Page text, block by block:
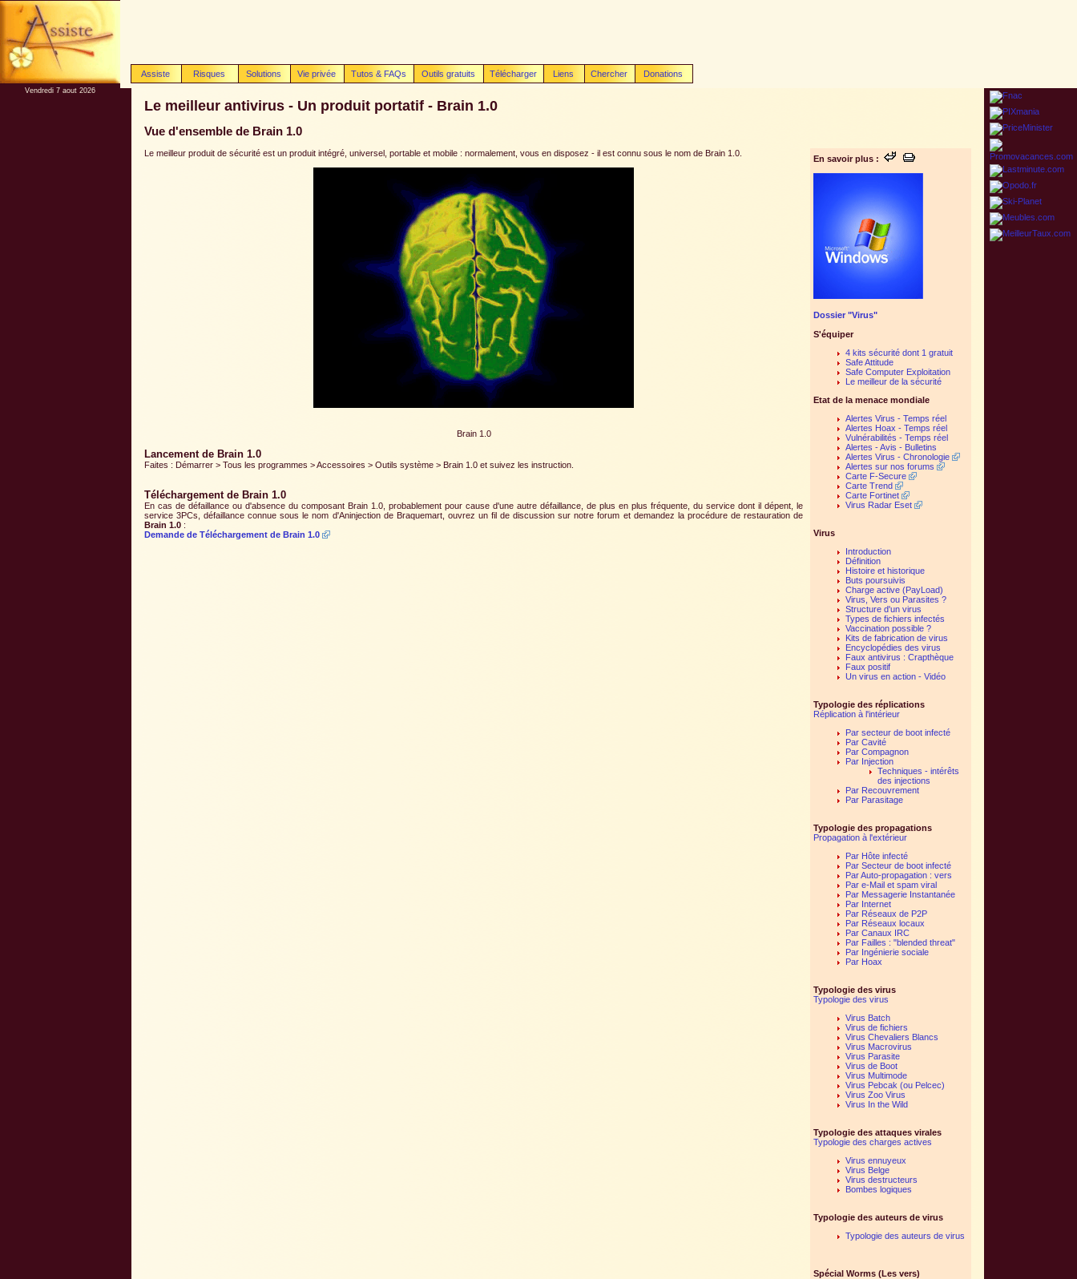
Assiste Risques Solutions Vie privée Tutos & FAQs Outils gratuits Télécharger Liens Chercher Donations
Vendredi 7 aout 2026
Le meilleur antivirus - Un produit portatif - Brain 1.0
Vue d'ensemble de Brain 1.0
En savoir plus :
Dossier "Virus"
S'équiper
4 kits sécurité dont 1 gratuit
Safe Attitude
Safe Computer Exploitation
Le meilleur de la sécurité
Etat de la menace mondiale
Alertes Virus - Temps réel
Alertes Hoax - Temps réel
Vulnérabilités - Temps réel
Alertes - Avis - Bulletins
Alertes Virus - Chronologie
Alertes sur nos forums
Carte F-Secure
Carte Trend
Carte Fortinet
Virus Radar Eset
Virus
Introduction
Définition
Histoire et historique
Buts poursuivis
Charge active (PayLoad)
Virus, Vers ou Parasites ?
Structure d'un virus
Types de fichiers infectés
Vaccination possible ?
Kits de fabrication de virus
Encyclopédies des virus
Faux antivirus : Crapthèque
Faux positif
Un virus en action - Vidéo
Typologie des réplications
Réplication à l'intérieur
Par secteur de boot infecté
Par Cavité
Par Compagnon
Par Injection
Techniques - intérêts
des injections
Par Recouvrement
Par Parasitage
Typologie des propagations
Propagation à l'extérieur
Par Hôte infecté
Par Secteur de boot infecté
Par Auto-propagation : vers
Par e-Mail et spam viral
Par Messagerie Instantanée
Par Internet
Par Réseaux de P2P
Par Réseaux locaux
Par Canaux IRC
Par Failles : "blended threat"
Par Ingénierie sociale
Par Hoax
Typologie des virus
Typologie des virus
Virus Batch
Virus de fichiers
Virus Chevaliers Blancs
Virus Macrovirus
Virus Parasite
Virus de Boot
Virus Multimode
Virus Pebcak (ou Pelcec)
Virus Zoo Virus
Virus In the Wild
Typologie des attaques virales
Typologie des charges actives
Virus ennuyeux
Virus Belge
Virus destructeurs
Bombes logiques
Typologie des auteurs de virus
Typologie des auteurs de virus
Spécial Worms (Les vers)
Le meilleur produit de sécurité est un produit intégré, universel, portable et mobile : normalement, vous en disposez - il est connu sous le nom de Brain 1.0.
Brain 1.0
Lancement de Brain 1.0
Faites : Démarrer > Tous les programmes > Accessoires > Outils système > Brain 1.0 et suivez les instruction.
Téléchargement de Brain 1.0
En cas de défaillance ou d'absence du composant Brain 1.0, probablement pour cause d'une autre défaillance, de plus en plus fréquente, du service dont il dépent, le
service 3PCs, défaillance connue sous le nom d'Aninjection de Braquemart, ouvrez un fil de discussion sur notre forum et demandez la procédure de restauration de
Brain 1.0 :
Demande de Téléchargement de Brain 1.0